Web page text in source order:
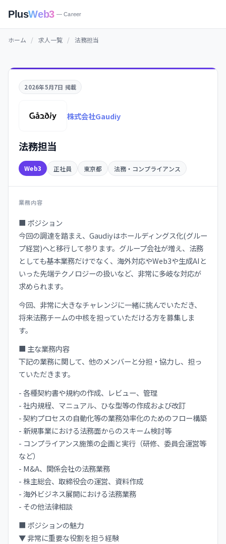
PlusWeb3 — Career
ホーム / 求人一覧 / 法務担当
2026年5月7日 掲載
株式会社Gaudiy
法務担当
Web3 正社員 東京都 法務・コンプライアンス
業務内容
■ ポジション
今回の調達を踏まえ、Gaudiyはホールディングス化(グルー
プ経営)へと移行して参ります。グループ会社が増え、法務
としても基本業務だけでなく、海外対応やWeb3や生成AIと
いった先端テクノロジーの扱いなど、非常に多岐な対応が
求められます。
今回、非常に大きなチャレンジに一緒に挑んでいただき、
将来法務チームの中核を担っていただける方を募集しま
す。
■ 主な業務内容
下記の業務に関して、他のメンバーと分担・協力し、担っ
ていただきます。
- 各種契約書や規約の作成、レビュー、管理
- 社内規程、マニュアル、ひな型等の作成および改訂
- 契約プロセスの自動化等の業務効率化のためのフロー構築
- 新規事業における法務面からのスキーム検討等
- コンプライアンス施策の企画と実行（研修、委員会運営等
など）
- M&A、関係会社の法務業務
- 株主総会、取締役会の運営、資料作成
- 海外ビジネス展開における法務業務
- その他法律相談
■ ポジションの魅力
▼ 非常に重要な役割を担う経験